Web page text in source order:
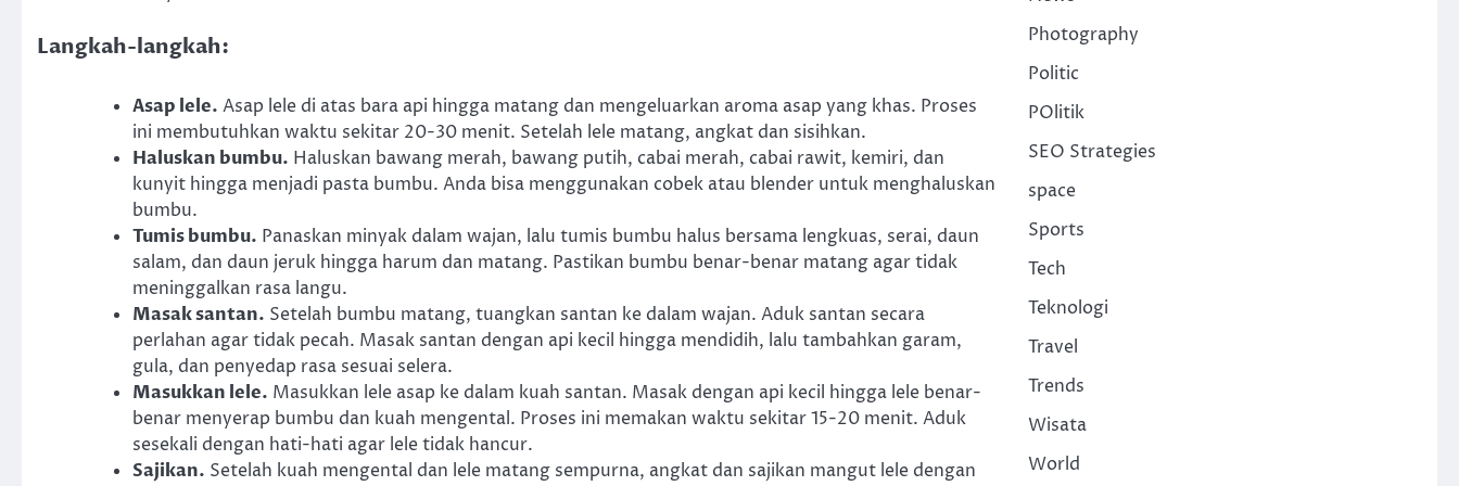
Langkah-langkah:
Asap lele. Asap lele di atas bara api hingga matang dan mengeluarkan aroma asap yang khas. Proses
ini membutuhkan waktu sekitar 20-30 menit. Setelah lele matang, angkat dan sisihkan.
Haluskan bumbu. Haluskan bawang merah, bawang putih, cabai merah, cabai rawit, kemiri, dan
kunyit hingga menjadi pasta bumbu. Anda bisa menggunakan cobek atau blender untuk menghaluskan
bumbu.
Tumis bumbu. Panaskan minyak dalam wajan, lalu tumis bumbu halus bersama lengkuas, serai, daun
salam, dan daun jeruk hingga harum dan matang. Pastikan bumbu benar-benar matang agar tidak
meninggalkan rasa langu.
Masak santan. Setelah bumbu matang, tuangkan santan ke dalam wajan. Aduk santan secara
perlahan agar tidak pecah. Masak santan dengan api kecil hingga mendidih, lalu tambahkan garam,
gula, dan penyedap rasa sesuai selera.
Masukkan lele. Masukkan lele asap ke dalam kuah santan. Masak dengan api kecil hingga lele benar-
benar menyerap bumbu dan kuah mengental. Proses ini memakan waktu sekitar 15-20 menit. Aduk
sesekali dengan hati-hati agar lele tidak hancur.
Sajikan. Setelah kuah mengental dan lele matang sempurna, angkat dan sajikan mangut lele dengan
Photography
Politic
POlitik
SEO Strategies
space
Sports
Tech
Teknologi
Travel
Trends
Wisata
World